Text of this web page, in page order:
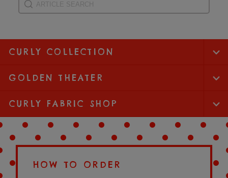
CURLY COLLECTION
GOLDEN THEATER
CURLY FABRIC SHOP
HOW TO ORDER